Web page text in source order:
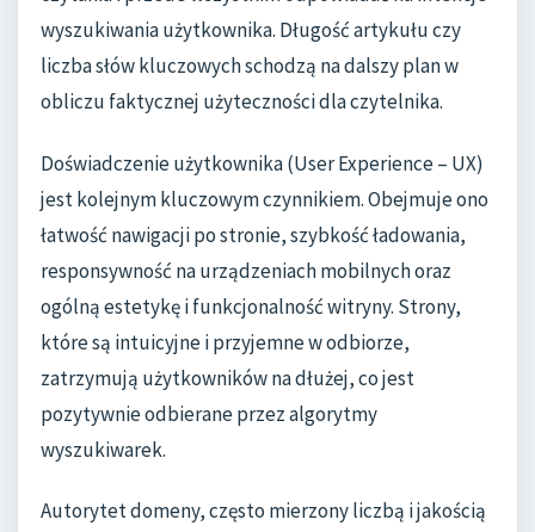
wyszukiwania użytkownika. Długość artykułu czy
liczba słów kluczowych schodzą na dalszy plan w
obliczu faktycznej użyteczności dla czytelnika.
Doświadczenie użytkownika (User Experience – UX)
jest kolejnym kluczowym czynnikiem. Obejmuje ono
łatwość nawigacji po stronie, szybkość ładowania,
responsywność na urządzeniach mobilnych oraz
ogólną estetykę i funkcjonalność witryny. Strony,
które są intuicyjne i przyjemne w odbiorze,
zatrzymują użytkowników na dłużej, co jest
pozytywnie odbierane przez algorytmy
wyszukiwarek.
Autorytet domeny, często mierzony liczbą i jakością